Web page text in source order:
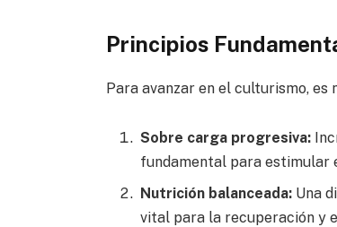
Principios
Para avanzar en el culturismo,
Sobre carga progresiva:
fundamental para estimular
Nutrición balanceada:Una
vital para la recuperación y